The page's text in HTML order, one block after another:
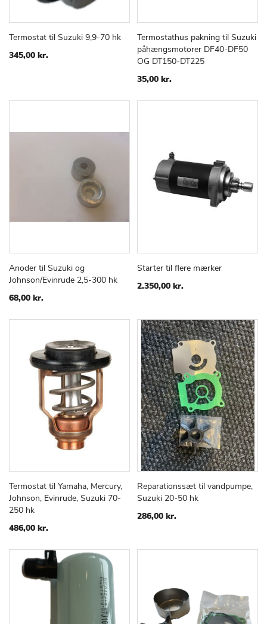
Læg i kurv
TILFØJSAMMENLIGN
Termostat til Suzuki 9,9-70 hk
345,00 kr.
Læg i kurv
TILFØJ
TIL
Termostathus pakning til Suzuki
påhængsmotorer DF40-DF50
OG DT150-DT225
35,00 kr.
Læg i kurv
TIL
SAMMENLIGN
Anoder til Suzuki og
Johnson/Evinrude 2,5-300 hk
68,00 kr.
Læg i kurv
TILFØJ
Starter til flere mærker
2.350,00 kr.
Læg i kurv
TILFØJ
TIL
SAMMENLIGN
Termostat til Yamaha, Mercury,
Johnson, Evinrude, Suzuki 70-
250 hk
486,00 kr.
Læg i kurv
TILFØJ
Reparationssæt til vandpumpe,
Suzuki 20-50 hk
286,00 kr.